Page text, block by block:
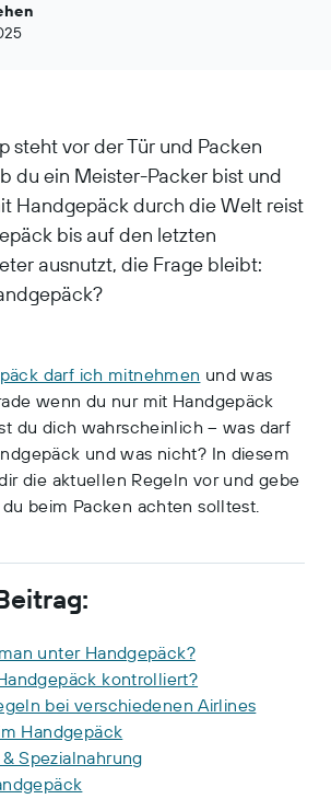
steht vor der Tür und Packen
du ein Meister-Packer bist und
Handgepäck durch die Welt reist
bis auf den letzten
ausnutzt, die Frage bleibt:
darf ich mitnehmen und was
wenn du nur mit Handgepäck
du dich wahrscheinlich – was darf
und was nicht? In diesem
die aktuellen Regeln vor und gebe
beim Packen achten solltest.
unter Handgepäck?
kontrolliert?
bei verschiedenen Airlines
Handgepäck
Spezialnahrung